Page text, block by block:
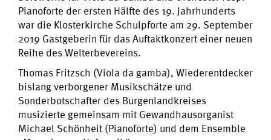
Pianoforte der ersten Hälfte des 19. Jahrhunderts
war die Klosterkirche Schulpforte am 29. September
2019 Gastgeberin für das Auftaktkonzert einer neuen
Reihe des Welterbevereins.
Thomas Fritzsch (Viola da gamba), Wiederentdecker
bislang verborgener Musikschätze und
Sonderbotschafter des Burgenlandkreises
musizierte gemeinsam mit Gewandhausorganist
Michael Schönheit (Pianoforte) und dem Ensemble